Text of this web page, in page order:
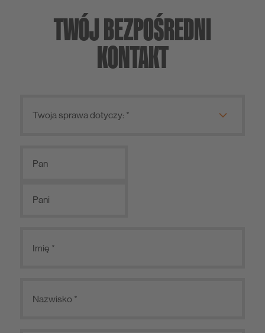
Systemy brukarskie
TWÓJ BEZPOŚREDNI
KONTAKT
Pan
Pani